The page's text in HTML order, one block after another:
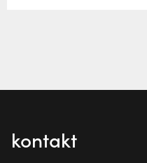
kontakt